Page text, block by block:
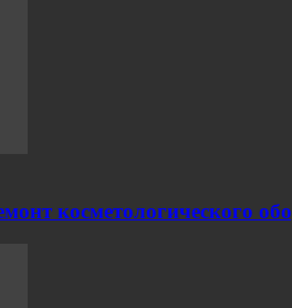
косметологического